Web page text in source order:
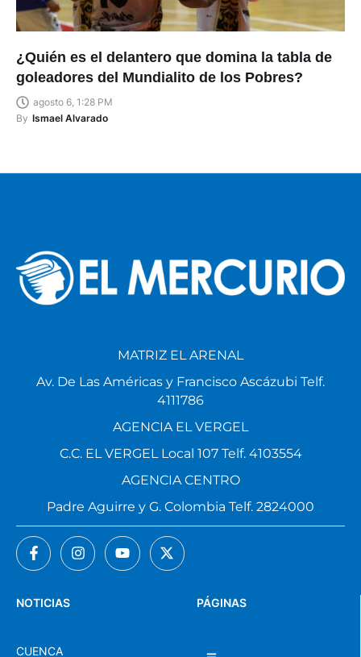
¿Quién es el delantero que domina la tabla de
goleadores del Mundialito de los Pobres?
agosto 6, 1:28 PM
By Ismael Alvarado
PÁGINAS
NOTICIAS
CUENCA
MATRIZ EL ARENAL
Av. De Las Américas y Francisco Ascázubi Telf.
4111786
AGENCIA EL VERGEL
C.C. EL VERGEL Local 107 Telf. 4103554
AGENCIA CENTRO
Padre Aguirre y G. Colombia Telf. 2824000